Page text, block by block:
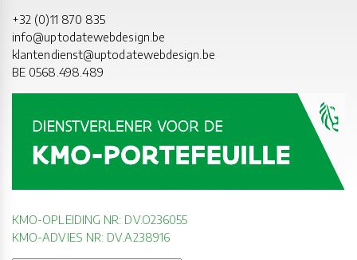
+32 (0)11 870 835
info@uptodatewebdesign.be
klantendienst@uptodatewebdesign.be
BE 0568.498.489
KMO-OPLEIDING NR: DV.O236055
KMO-ADVIES NR: DV.A238916